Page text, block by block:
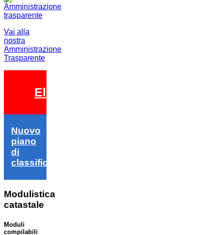
Vai alla
nostra
Amministrazione
Trasparente
Elezioni 2026
Nuovo
piano
di
classifica
Modulistica
catastale
Moduli
compilabili